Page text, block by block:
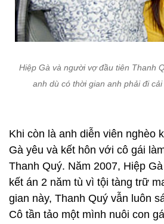
Hiệp Gà và người vợ đầu tiên Thanh
anh dù có thời gian anh phải đi cải
Khi còn là anh diễn viên nghèo
Gà yêu và kết hôn với cô gái
Thanh Quý. Năm 2007, Hiệp
kết án 2 năm tù vì tội tàng trữ
gian này, Thanh Quý vẫn luôn
Cô tần tảo một mình nuôi con